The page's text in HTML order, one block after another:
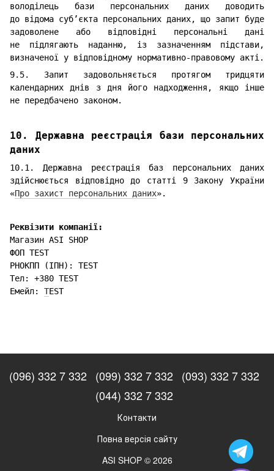
володілець бази персональних даних доводить
до відома суб’єкта персональних даних, що запит буде
задоволене або відповідні персональні дані
не підлягають наданню, із зазначенням підстави,
визначеної у відповідному нормативно-правовому акті.
9.5. Запит задовольняється протягом тридцяти
календарних днів з дня його надходження, якщо інше
не передбачено законом.
10. Державна реєстрація бази персональних
даних
10.1. Державна реєстрація баз персональних даних
здійснюється відповідно до статті 9 Закону України
«Про захист персональних даних».
Реквізити компанії:
Магазин ASI SHOP
ФОП TEST
РНОКПП (ІПН): TEST
Тел: +380 TEST
Емейл: TEST
(096) 332 7 332 (099) 332 7 332 (093) 332 7 332
(044) 332 7 332
Контакти
Повна версія сайту
ASI SHOP © 2026